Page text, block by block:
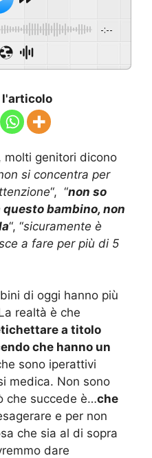
-:--
l'articolo
molti genitori dicono
si concentra per
“, “non so
bambino, non
“, “sicuramente è
a fare per più di 5
di oggi hanno più
realtà è che
a titolo
che hanno un
sono iperattivi
medica. Non sono
che succede è…che
e per non
che sia al di sopra
dare